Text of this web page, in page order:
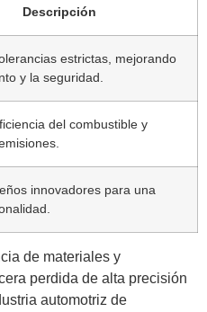
Descripción
estrictas, mejorando
y la seguridad.
del combustible y
innovadores para una
de materiales y
perdida de alta precisión
automotriz de